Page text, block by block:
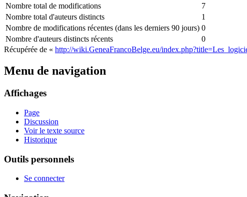
Nombre total de modifications
7
Nombre total d'auteurs distincts
1
Nombre de modifications récentes (dans les derniers 90 jours) 0
Nombre d'auteurs distincts récents
0
Récupérée de « http://wiki.GeneaFrancoBelge.eu/
Menu de navigation
Affichages
Page
Discussion
Voir le texte source
Historique
Outils personnels
Se connecter